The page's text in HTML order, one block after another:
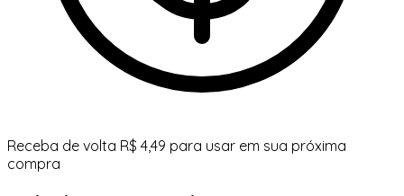
Receba de volta R$ 4,49 para usar em sua próxima
compra